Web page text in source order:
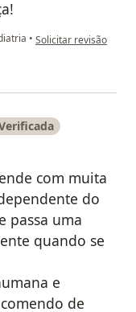
• na opinião do
Solicitar revisão
com muita
do
passa uma
quando se
e
de